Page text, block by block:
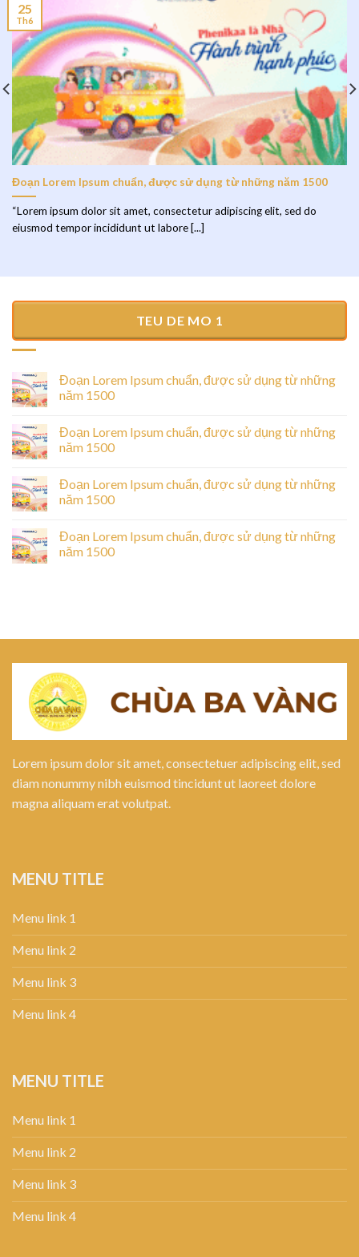
Đoạn Lorem Ipsum chuẩn, được sử dụng từ những năm 1500
“Lorem ipsum dolor sit amet, consectetur adipiscing elit, sed do
eiusmod tempor incididunt ut labore [...]
25
Th6
TEU DE MO 1
Đoạn Lorem Ipsum chuẩn, được sử dụng từ những
năm 1500
Đoạn Lorem Ipsum chuẩn, được sử dụng từ những
năm 1500
Đoạn Lorem Ipsum chuẩn, được sử dụng từ những
năm 1500
Đoạn Lorem Ipsum chuẩn, được sử dụng từ những
năm 1500
Lorem ipsum dolor sit amet, consectetuer adipiscing elit, sed
diam nonummy nibh euismod tincidunt ut laoreet dolore
magna aliquam erat volutpat.
MENU TITLE
Menu link 1
Menu link 2
Menu link 3
Menu link 4
MENU TITLE
Menu link 1
Menu link 2
Menu link 3
Menu link 4